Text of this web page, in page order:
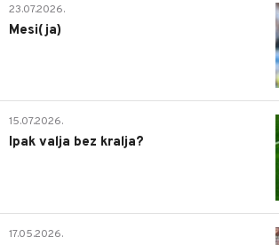
23.07.2026.
Mesi(ja)
15.07.2026.
Ipak valja bez kralja?
17.05.2026.